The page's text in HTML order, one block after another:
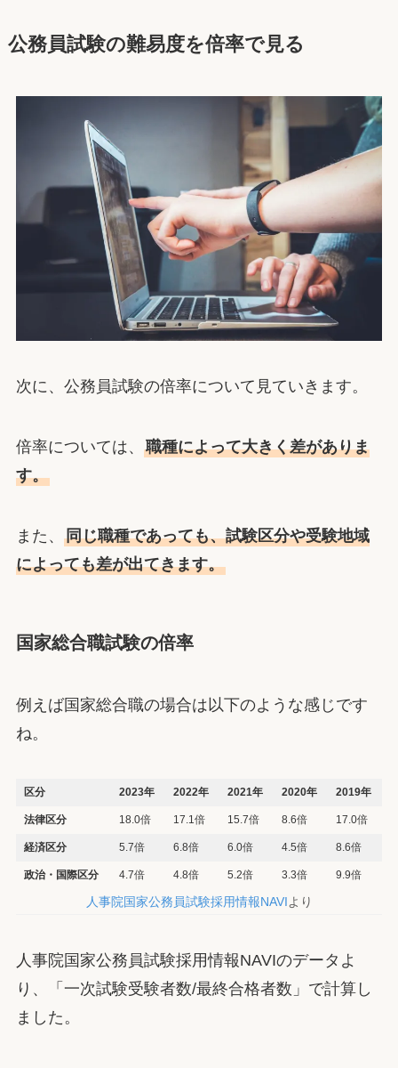
公務員試験の難易度を倍率で見る
次に、公務員試験の倍率について見ていきます。
倍率については、 職種によって大きく差がありま
す。
また、 同じ職種であっても、試験区分や受験地域
によっても差が出てきます。
国家総合職試験の倍率
例えば国家総合職の場合は以下のような感じです
ね。
区分 2023年 2022年 2021年 2020年 2019年
法律区分 18.0倍 17.1倍 15.7倍 8.6倍 17.0倍
経済区分 5.7倍 6.8倍 6.0倍 4.5倍 8.6倍
政治・国際区分 4.7倍 4.8倍 5.2倍 3.3倍 9.9倍
人事院国家公務員試験採用情報NAVIより
人事院国家公務員試験採用情報NAVIのデータよ
り、「一次試験受験者数/最終合格者数」で計算し
ました。